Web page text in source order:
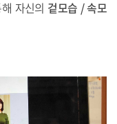
자신의 겉모습 / 속모